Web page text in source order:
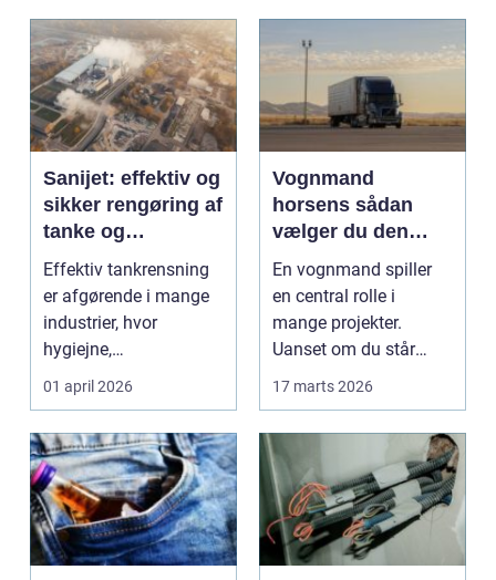
Sanijet: effektiv og
sikker rengøring af
tanke og
procesanlæg
Effektiv tankrensning
er afgørende i mange
industrier, hvor
hygiejne,
driftssikkerhed og
oppe...
01 april 2026
Vognmand
horsens sådan
vælger du den
rette
transportpartner
En vognmand spiller
en central rolle i
mange projekter.
Uanset om du står
midt i et byggeprojekt,
17 marts 2026